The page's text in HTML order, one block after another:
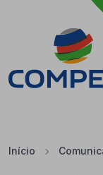
Saltar para o
Início